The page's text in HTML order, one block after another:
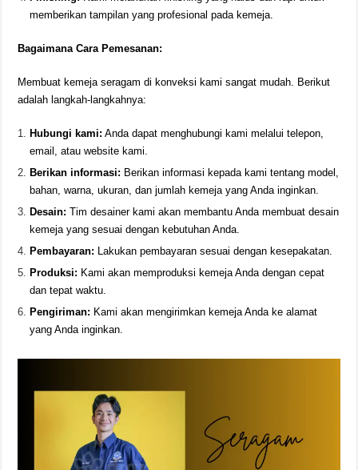
memberikan tampilan yang profesional pada kemeja.
Bagaimana Cara Pemesanan:
Membuat kemeja seragam di konveksi kami sangat mudah. Berikut
adalah langkah-langkahnya:
Hubungi kami: Anda dapat menghubungi kami melalui telepon,
email, atau website kami.
Berikan informasi: Berikan informasi kepada kami tentang model,
bahan, warna, ukuran, dan jumlah kemeja yang Anda inginkan.
Desain: Tim desainer kami akan membantu Anda membuat desain
kemeja yang sesuai dengan kebutuhan Anda.
Pembayaran: Lakukan pembayaran sesuai dengan kesepakatan.
Produksi: Kami akan memproduksi kemeja Anda dengan cepat
dan tepat waktu.
Pengiriman: Kami akan mengirimkan kemeja Anda ke alamat
yang Anda inginkan.